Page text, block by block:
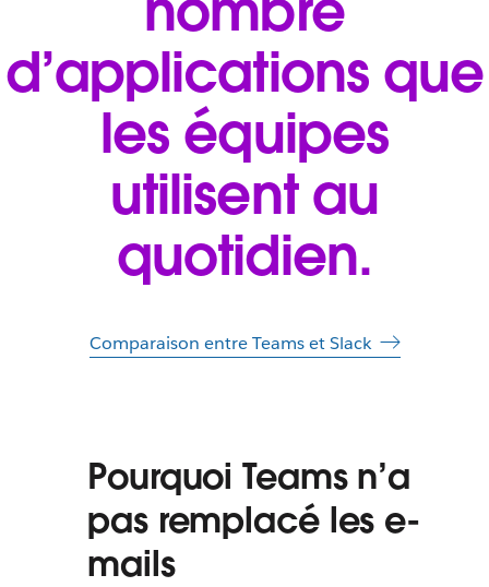
d’applications que
les équipes
utilisent au
quotidien.
Comparaison entre Teams et Slack
Pourquoi Teams n’a
pas remplacé les e-
mails